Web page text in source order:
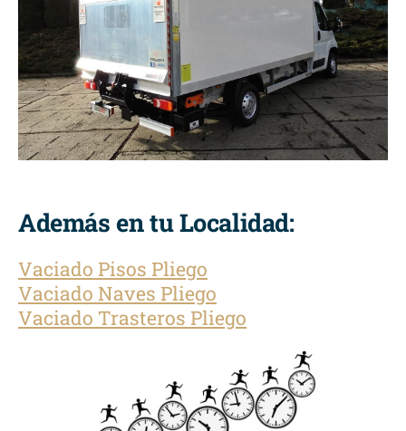
Además en tu Localidad:
Vaciado Pisos Pliego
Vaciado Naves Pliego
Vaciado Trasteros Pliego